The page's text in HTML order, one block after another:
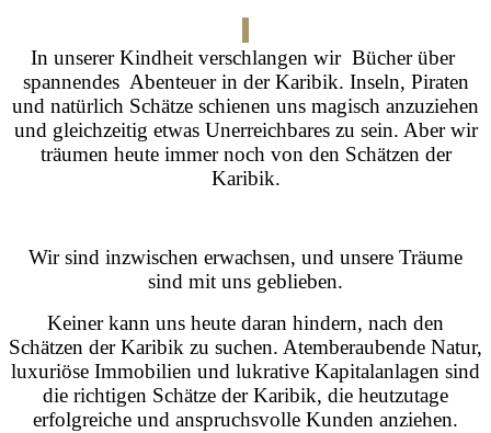
In unserer Kindheit verschlangen wir Bücher über
spannendes Abenteuer in der Karibik. Inseln, Piraten
und natürlich Schätze schienen uns magisch anzuziehen
und gleichzeitig etwas Unerreichbares zu sein. Aber wir
träumen heute immer noch von den Schätzen der
Karibik.
Wir sind inzwischen erwachsen, und unsere Träume
sind mit uns geblieben.
Keiner kann uns heute daran hindern, nach den
Schätzen der Karibik zu suchen. Atemberaubende Natur,
luxuriöse Immobilien und lukrative Kapitalanlagen sind
die richtigen Schätze der Karibik, die heutzutage
erfolgreiche und anspruchsvolle Kunden anziehen.